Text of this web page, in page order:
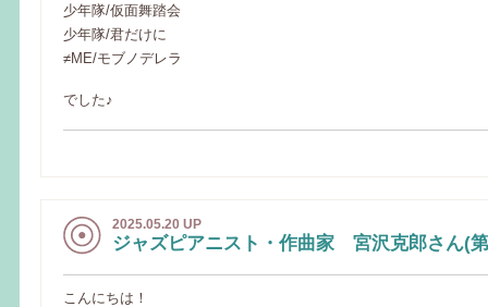
少年隊/仮面舞踏会
少年隊/君だけに
≠ME/モブノデレラ
でした♪
2025.05.20 UP
ジャズピアニスト・作曲家 宮沢克郎さん(
こんにちは！